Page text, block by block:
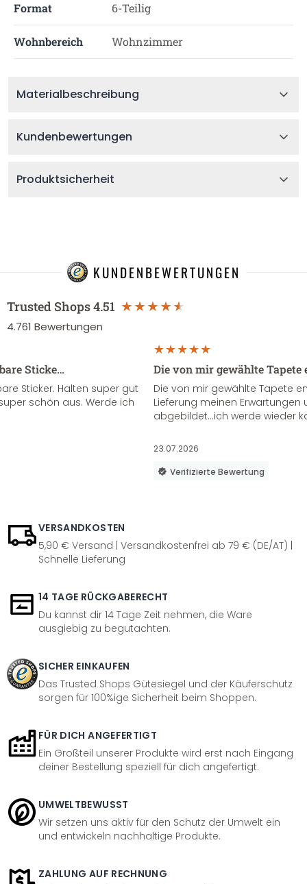
Format 6-Teilig
Wohnbereich Wohnzimmer
Materialbeschreibung
Kundenbewertungen
Produktsicherheit
KUNDENBEWERTUNGEN
Trusted Shops4.51
4.761 Bewertungen
Sticke…
Sticker. Halten super gut
schön aus. Werde ich
Die von mir gewählte
Die von mir gewählte Tapete
Lieferung meinen Erwartungen
abgebildet...ich werde wieder
23.07.2026
Verifizierte Bewertung
VERSANDKOSTEN
5,90 € Versand | Versandkostenfrei ab 79 € (DE/AT) |
Schnelle Lieferung
14 TAGE RÜCKGABERECHT
Du kannst dir 14 Tage Zeit nehmen, die Ware
ausgiebig zu begutachten.
SICHER EINKAUFEN
Das Trusted Shops Gütesiegel und der Käuferschutz
sorgen für 100%ige Sicherheit beim Shoppen.
FÜR DICH ANGEFERTIGT
Ein Großteil unserer Produkte wird erst nach Eingang
deiner Bestellung speziell für dich angefertigt.
UMWELTBEWUSST
Wir setzen uns aktiv für den Schutz der Umwelt ein
und entwickeln nachhaltige Produkte.
ZAHLUNG AUF RECHNUNG